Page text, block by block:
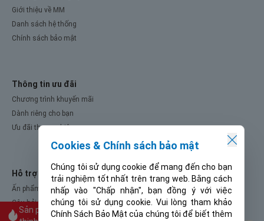
Sản phẩm
Cookies & Chính sách bảo mật
Chúng tôi sử dụng cookie để mang đến cho bạn
trải nghiệm tốt nhất trên trang web. Bằng cách
nhấp vào "Chấp nhận", bạn đồng ý với việc
chúng tôi sử dụng cookie. Vui lòng tham khảo
Chính Sách Bảo Mật của chúng tôi để biết thêm
Giới thiệu về MM
Danh sách hệ thống
Chính sách bảo mật
Thông tin ưu đãi
Chương trình khuyến mãi
Dành riêng cho bạn
Ưu đãi thương hiệu
Hỗ trợ khách hàng
Ấn phẩm khuyến mãi
Câu hỏi thường gặp
Ý kiến khách hàng